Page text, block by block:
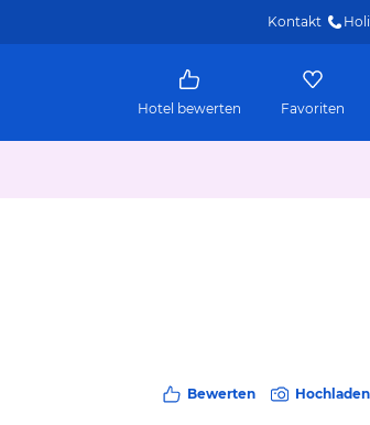
Kontakt
Hotel bewerten Favoriten
Bewerten Hochladen